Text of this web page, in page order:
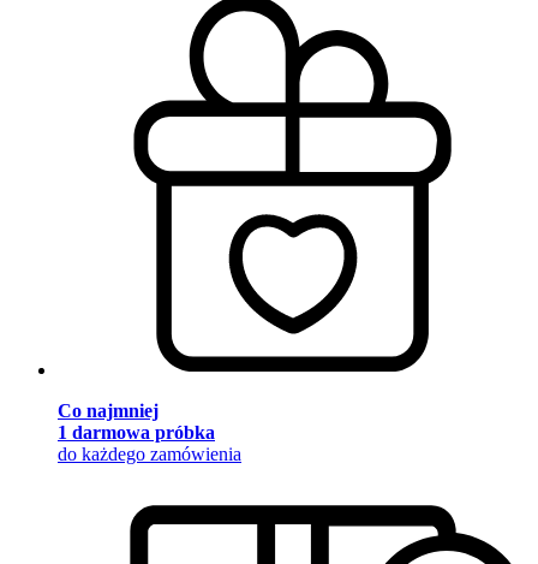
Co najmniej
1 darmowa próbka
do każdego zamówienia